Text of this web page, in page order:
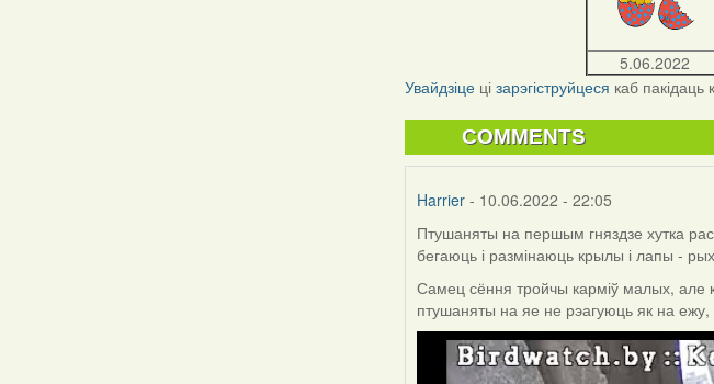
5.06.2022
Увайдзіце цізарэгіструйцеся каб
COMMENTS
Harrier - 10.06.2022 - 22:05
Птушаняты на першым гняздзе хутка
бегаюць і размінаюць крылы і лапы -
Самец сёння тройчы карміў малых, але
птушаняты на яе не рэагуюць як на ежу,